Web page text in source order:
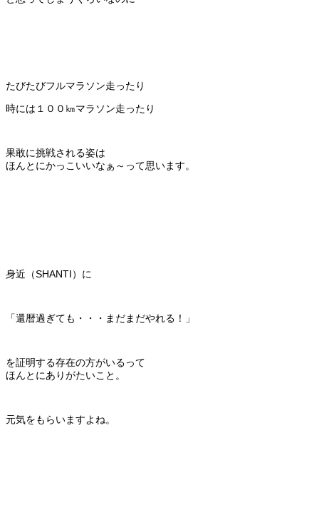
たびたびフルマラソン走ったり
時には１００㎞マラソン走ったり
果敢に挑戦される姿は
ほんとにかっこいいなぁ～って思います。
身近（SHANTI）に
「還暦過ぎても・・・まだまだやれる！」
を証明する存在の方がいるって
ほんとにありがたいこと。
元気をもらいますよね。